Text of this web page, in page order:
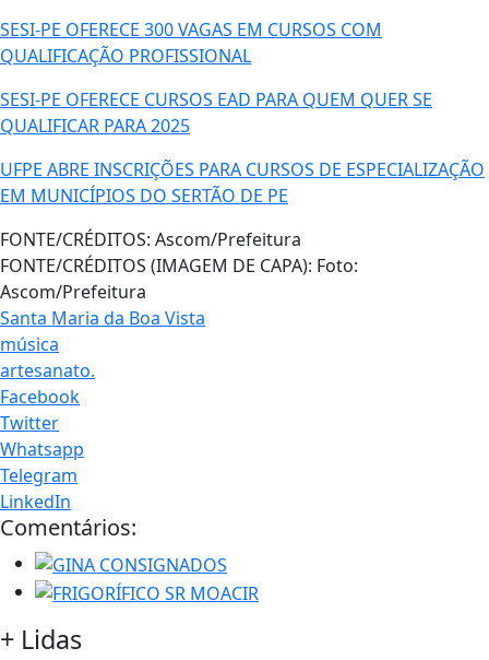
SESI-PE OFERECE 300 VAGAS EM CURSOS COM
QUALIFICAÇÃO PROFISSIONAL
SESI-PE OFERECE CURSOS EAD PARA QUEM QUER SE
QUALIFICAR PARA 2025
UFPE ABRE INSCRIÇÕES PARA CURSOS DE ESPECIALIZAÇÃO
EM MUNICÍPIOS DO SERTÃO DE PE
FONTE/CRÉDITOS: Ascom/Prefeitura
FONTE/CRÉDITOS (IMAGEM DE CAPA): Foto:
Ascom/Prefeitura
Santa Maria da Boa Vista
música
artesanato.
Facebook
Twitter
Whatsapp
Telegram
LinkedIn
Comentários:
+ Lidas